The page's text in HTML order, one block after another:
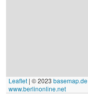
Leaflet | © 2023 basemap.de
www.berlinonline.net